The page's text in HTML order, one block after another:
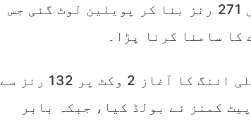
پوری ٹیم آسٹریلیا کے 487 رنز کے جواب میں 271 رنز بنا کر پویلین لوٹ گئی جس
پاکستان ٹیم نے تیسرے روز اپنی نامکمل پہلی اننگ کا آغاز 2 وکٹ پر 132 رنز سے
پر خرم شہزاد کو 7 رنز پر پیٹ کمنز نے بولڈ کیا، جبکہ بابر